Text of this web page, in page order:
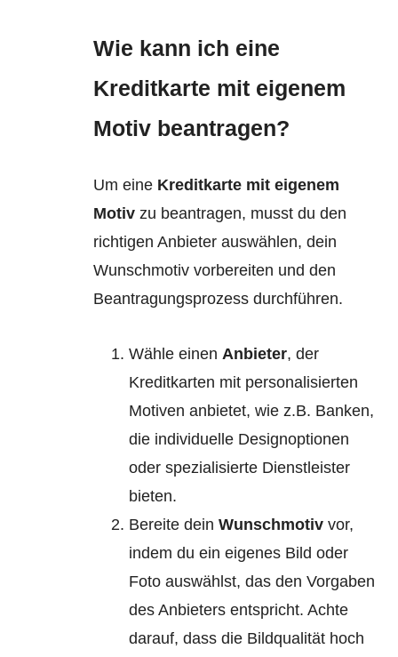
Wie kann ich eine
Kreditkarte mit eigenem
Motiv beantragen?
Um eine Kreditkarte mit eigenem
Motiv zu beantragen, musst du den
richtigen Anbieter auswählen, dein
Wunschmotiv vorbereiten und den
Beantragungsprozess durchführen.
Wähle einenAnbieter, der
Kreditkarten mit personalisierten
Motiven anbietet, wie z.B. Banken,
die individuelle Designoptionen
oder spezialisierte Dienstleister
bieten.
Bereite deinWunschmotiv vor,
indem du ein eigenes Bild oder
Foto auswählst, das den Vorgaben
des Anbieters entspricht. Achte
darauf, dass die Bildqualität hoch